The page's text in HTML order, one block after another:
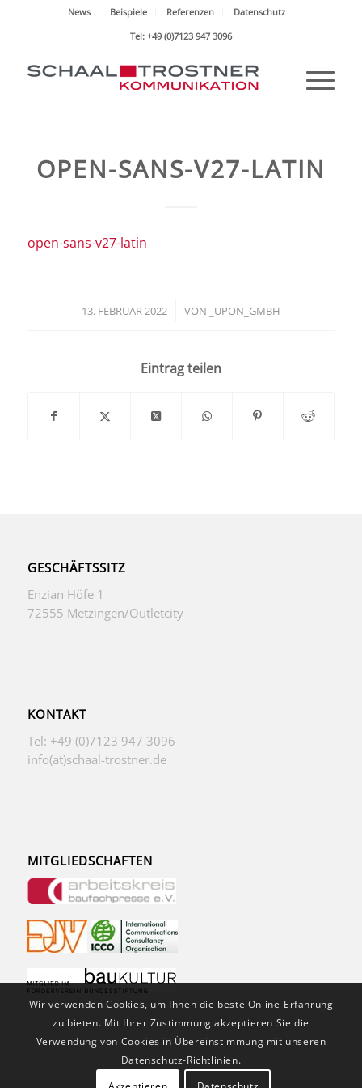
News Beispiele Referenzen
Datenschutz
Tel: +49 (0)7123 947 3096
OPEN-SANS-V27-LATIN
open-sans-v27-latin
13. FEBRUAR 2022
/ VON _UPON_GMBH
Eintrag teilen
GESCHÄFTSSITZ
Enzian Höfe 1
72555 Metzingen/Outletcity
KONTAKT
Tel: +49 (0)7123 947 3096
info(at)schaal-trostner.de
MITGLIEDSCHAFTEN
Wir verwenden Cookies, um Ihnen die beste Online-Erfahrung
zu bieten. Mit Ihrer Zustimmung akzeptieren Sie die
Verwendung von Cookies in Übereinstimmung mit unseren
Datenschutz-Richtlinien.